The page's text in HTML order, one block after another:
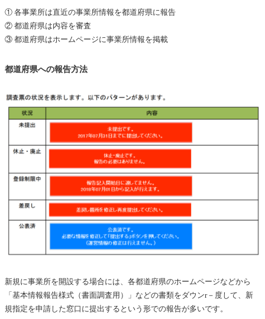
① 各事業所は直近の事業所情報を都道府県に報告
② 都道府県は内容を審査
③ 都道府県はホームページに事業所情報を掲載
都道府県への報告方法
新規に事業所を開設する場合には、各都道府県のホームページなどから
「基本情報報告様式（書面調査用）」などの書類をダウンr－度して、新
規指定を申請した窓口に提出するという形での報告が多いです。